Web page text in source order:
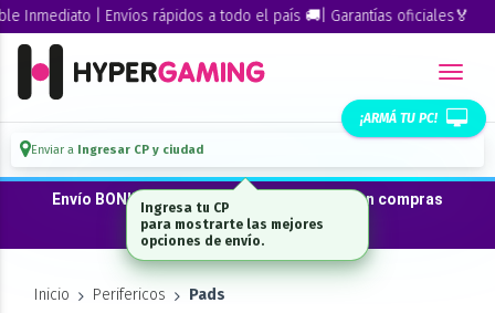
| Envíos rápidos a todo el país 🚚| Garantías oficiales🏅
¡ARMÁ TU PC!
Enviar a Ingresar CP y ciudad
Envío BONIFICADO a CABA · GBA ·La Plata en compras
desde $300.000*
Inicio Perifericos Pads